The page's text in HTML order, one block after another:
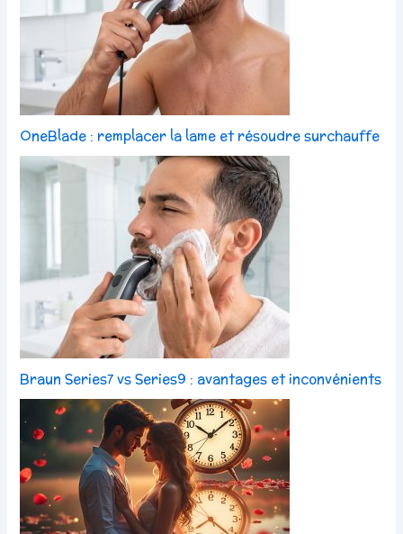
OneBlade : remplacer la lame et résoudre surchauffe
Braun Series7 vs Series9 : avantages et inconvénients